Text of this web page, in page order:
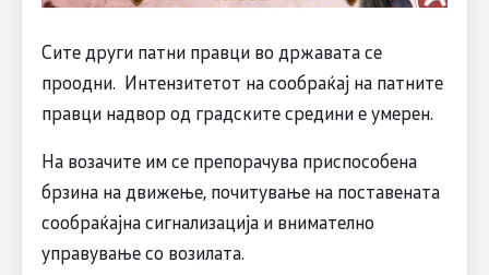
Сите други патни правци во државата се
проодни. Интензитетот на сообраќај на патните
правци надвор од градските средини е умерен.
На возачите им се препорачува приспособена
брзина на движење, почитување на поставената
сообраќајна сигнализација и внимателно
управување со возилата.